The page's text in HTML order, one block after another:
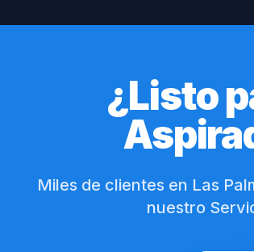
¿Listo
Miles de clientes en Las
nuestro